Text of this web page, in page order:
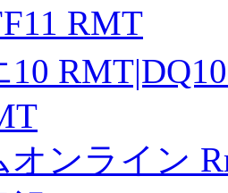
RMT
10
オンライン